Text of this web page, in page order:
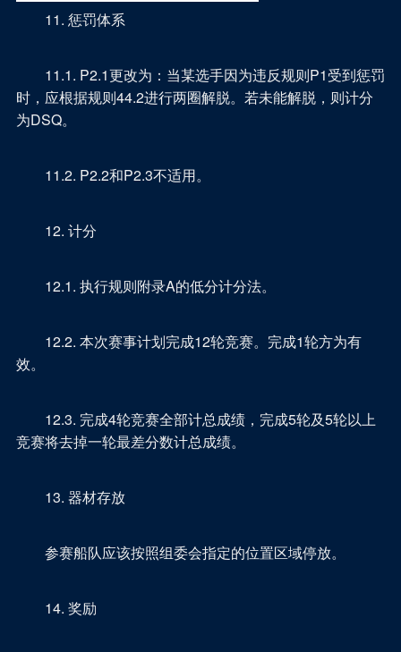
11. 惩罚体系
11.1. P2.1更改为：当某选手因为违反规则P1受到惩罚
时，应根据规则44.2进行两圈解脱。若未能解脱，则计分
为DSQ。
11.2. P2.2和P2.3不适用。
12. 计分
12.1. 执行规则附录A的低分计分法。
12.2. 本次赛事计划完成12轮竞赛。完成1轮方为有
效。
12.3. 完成4轮竞赛全部计总成绩，完成5轮及5轮以上
竞赛将去掉一轮最差分数计总成绩。
13. 器材存放
参赛船队应该按照组委会指定的位置区域停放。
14. 奖励